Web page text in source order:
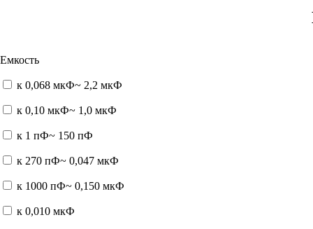
Емкость
к 0,068 мкФ~ 2,2 мкФ
к 0,10 мкФ~ 1,0 мкФ
к 1 пФ~ 150 пФ
к 270 пФ~ 0,047 мкФ
к 1000 пФ~ 0,150 мкФ
к 0,010 мкФ